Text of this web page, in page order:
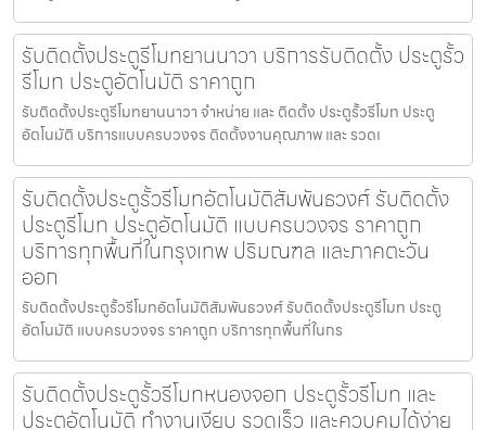
รับติดตั้งประตูรีโมทยานนาวา บริการรับติดตั้ง ประตูรั้ว
รีโมท ประตูอัตโนมัติ ราคาถูก
รับติดตั้งประตูรีโมทยานนาวา จำหน่าย และ ติดตั้ง ประตูรั้วรีโมท ประตู
อัตโนมัติ บริการแบบครบวงจร ติดตั้งงานคุณภาพ และ รวดเ
รับติดตั้งประตูรั้วรีโมทอัตโนมัติสัมพันธวงศ์ รับติดตั้ง
ประตูรีโมท ประตูอัตโนมัติ แบบครบวงจร ราคาถูก
บริการทุกพื้นที่ในกรุงเทพ ปริมณฑล และภาคตะวัน
ออก
รับติดตั้งประตูรั้วรีโมทอัตโนมัติสัมพันธวงศ์ รับติดตั้งประตูรีโมท ประตู
อัตโนมัติ แบบครบวงจร ราคาถูก บริการทุกพื้นที่ในกร
รับติดตั้งประตูรั้วรีโมทหนองจอก ประตูรั้วรีโมท และ
ประตูอัตโนมัติ ทำงานเงียบ รวดเร็ว และควบคุมได้ง่าย